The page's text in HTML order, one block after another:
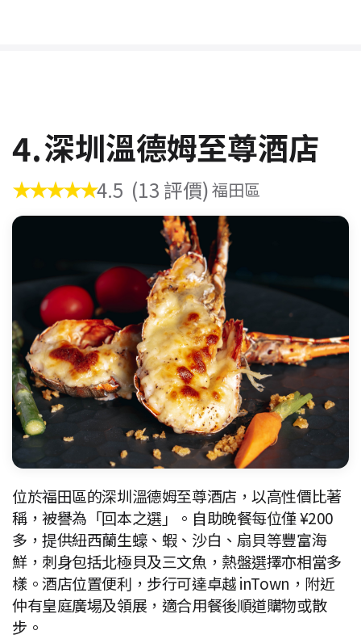
4.深圳溫德姆至尊酒店
★★★★★4.5 (13 評價)福田區
位於福田區的深圳溫德姆至尊酒店，以高性價比著
稱，被譽為「回本之選」。自助晚餐每位僅 ¥200
多，提供紐西蘭生蠔、蝦、沙白、扇貝等豐富海
鮮，刺身包括北極貝及三文魚，熱盤選擇亦相當多
樣。酒店位置便利，步行可達卓越 inTown，附近
仲有皇庭廣場及領展，適合用餐後順道購物或散
步。